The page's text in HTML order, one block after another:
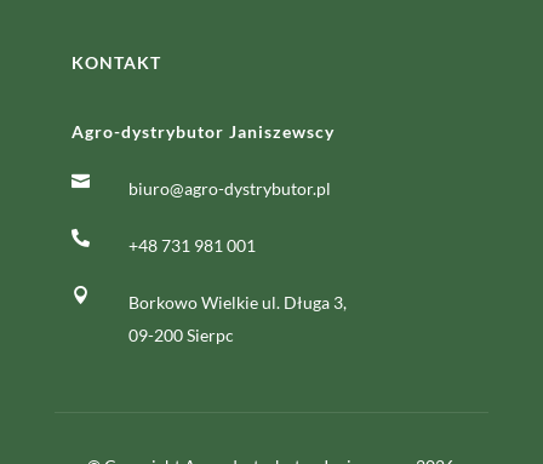
KONTAKT
Agro-dystrybutor Janiszewscy
 biuro@agro-dystrybutor.pl
 +48 731 981 001

Borkowo Wielkie ul. Długa 3,
09-200 Sierpc